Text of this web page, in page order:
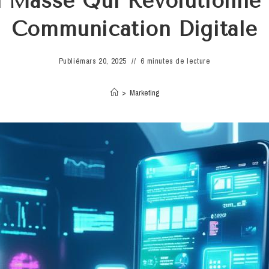
Communication Digitale
Publiémars 20, 2025 6 minutes de lecture
> Marketing